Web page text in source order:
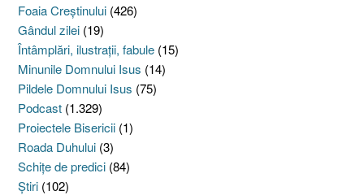
Foaia Creştinului (426)
Gândul zilei (19)
Întâmplări, ilustraţii, fabule (15)
Minunile Domnului Isus (14)
Pildele Domnului Isus (75)
Podcast (1.329)
Proiectele Bisericii (1)
Roada Duhului (3)
Schiţe de predici (84)
Ştiri (102)